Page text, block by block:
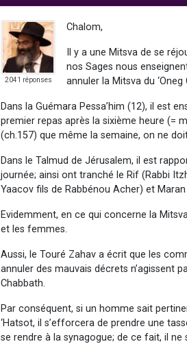
2041 réponses
Chalom,
Il y a une Mitsva de se
nos Sages nous
annuler la Mitsva du ‘Oneg
Dans la Guémara Pessa’him (12), il est
premier repas après la sixième heure (=
(ch.157) que même la semaine, on ne
Dans le Talmud de Jérusalem, il est
journée; ainsi ont tranché le Rif (Rabbi
Yaacov fils de Rabbénou Acher) et
Evidemment, en ce qui concerne la
et les femmes.
Aussi, le Touré Zahav a écrit que les
annuler des mauvais décrets n’agissent
Chabbath.
Par conséquent, si un homme sait
‘Hatsot, il s’efforcera de prendre une
se rendre à la synagogue; de ce fait, il